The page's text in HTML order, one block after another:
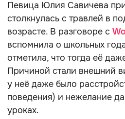
Певица Юлия Савичева
столкнулась с травлей в
возрасте. В разговоре с
вспомнила о школьных
отметила, что тогда её
Причиной стали внешний
у неё даже было
поведения) и нежелание
уроках.